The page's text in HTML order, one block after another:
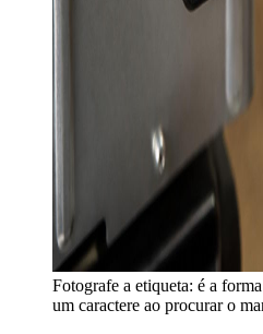
Fotografe a etiqueta: é a
um caractere ao procurar o